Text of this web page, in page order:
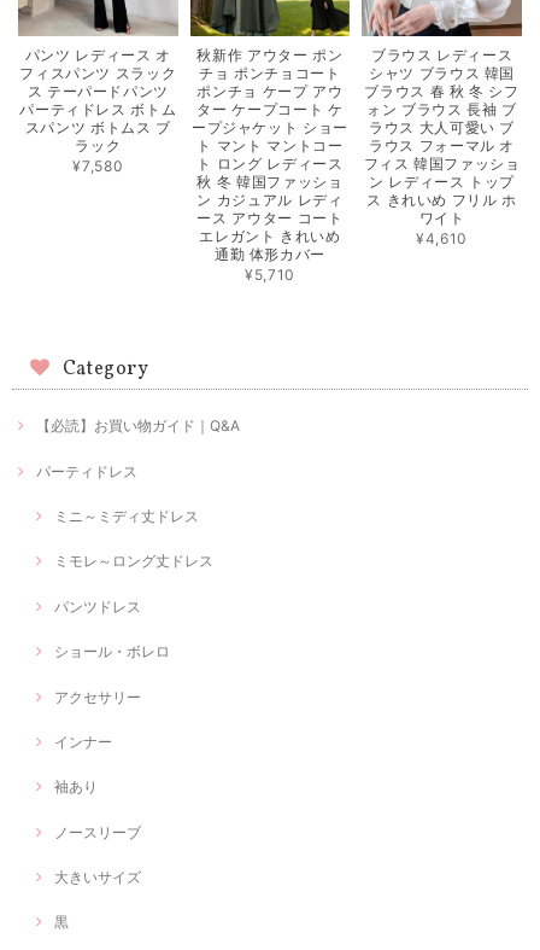
パンツ レディース オ
フィスパンツ スラック
ス テーパードパンツ
パーティドレス ボトム
スパンツ ボトムス ブ
ラック
¥7,580
秋新作 アウター ポン
チョ ポンチョコート
ポンチョ ケープ アウ
ター ケープコート ケ
ープジャケット ショー
ト マント マントコー
ト ロング レディース
秋 冬 韓国ファッショ
ン カジュアル レディ
ース アウター コート
エレガント きれいめ
通勤 体形カバー
¥5,710
ブラウス レディース
シャツ ブラウス 韓国
ブラウス 春 秋 冬 シフ
ォン ブラウス 長袖 ブ
ラウス 大人可愛い ブ
ラウス フォーマル オ
フィス 韓国ファッショ
ン レディース トップ
ス きれいめ フリル ホ
ワイト
¥4,610
Category
【必読】お買い物ガイド｜Q&A
パーティドレス
ミニ～ミディ丈ドレス
ミモレ～ロング丈ドレス
パンツドレス
ショール・ボレロ
アクセサリー
インナー
袖あり
ノースリーブ
大きいサイズ
黒